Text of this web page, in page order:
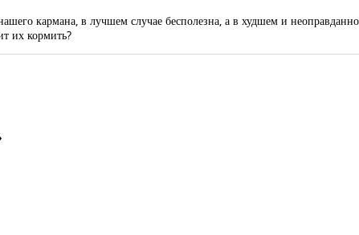
кармана, в лучшем случае бесполезна, а в худшем и
их кормить?